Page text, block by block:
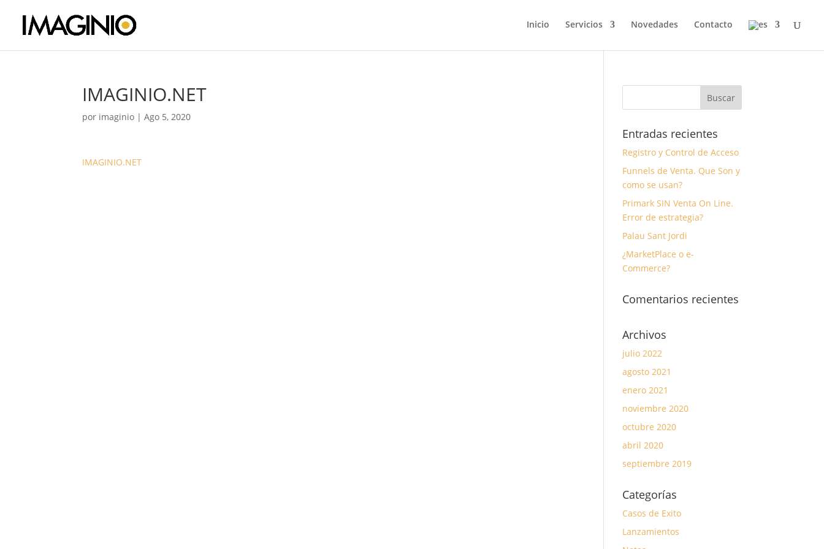
Inicio Servicios Novedades Contacto
IMAGINIO.NET
por imaginio |Ago 5, 2020
IMAGINIO.NET
Entradas recientes
Registro y Control de Acceso
Funnels de Venta. Que Son y
como se usan?
Primark SIN Venta On Line.
Error de estrategia?
Palau Sant Jordi
¿MarketPlace o e-
Commerce?
Comentarios recientes
Archivos
julio 2022
agosto 2021
enero 2021
noviembre 2020
octubre 2020
abril 2020
septiembre 2019
Categorías
Casos de Exito
Lanzamientos